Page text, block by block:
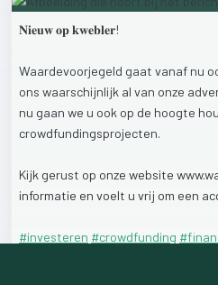
𝐍𝐢𝐞𝐮𝐰𝐨𝐩𝐤𝐰𝐞𝐛𝐥𝐞𝐫!
Waardevoorjegeld gaat vanaf nu
ons waarschijnlijk al van onze
nu gaan we u ook op de hoogte
crowdfundingsprojecten.
Kijk gerust op onze website
informatie en voelt u vrij om een
#investeren #crowdfunding